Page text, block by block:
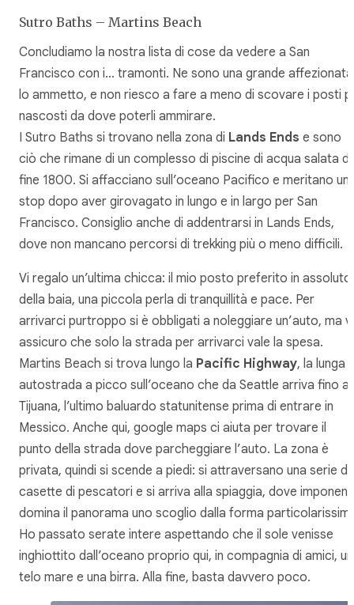
Sutro Baths – Martins Beach
Concludiamo la nostra lista di cose da vedere a San
Francisco con i… tramonti. Ne sono una grande
lo ammetto, e non riesco a fare a meno di scovare i posti
nascosti da dove poterli ammirare.
I Sutro Baths si trovano nella zona di Lands Ends e sono
ciò che rimane di un complesso di piscine di acqua salata di
fine 1800. Si affacciano sull’oceano Pacifico e meritano
stop dopo aver girovagato in lungo e in largo per San
Francisco. Consiglio anche di addentrarsi in Lands Ends,
dove non mancano percorsi di trekking più o meno difficili.
Vi regalo un’ultima chicca: il mio posto preferito in assoluto
della baia, una piccola perla di tranquillità e pace. Per
arrivarci purtroppo si è obbligati a noleggiare un’auto, ma vi
assicuro che solo la strada per arrivarci vale la spesa.
Martins Beach si trova lungo la Pacific Highway, la lunga
autostrada a picco sull’oceano che da Seattle arriva fino a
Tijuana, l’ultimo baluardo statunitense prima di entrare in
Messico. Anche qui, google maps ci aiuta per trovare il
punto della strada dove parcheggiare l’auto. La zona è
privata, quindi si scende a piedi: si attraversano una serie di
casette di pescatori e si arriva alla spiaggia, dove
domina il panorama uno scoglio dalla forma
Ho passato serate intere aspettando che il sole venisse
inghiottito dall’oceano proprio qui, in compagnia di amici, un
telo mare e una birra. Alla fine, basta davvero poco.